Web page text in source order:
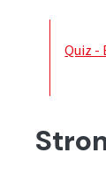
Quiz -